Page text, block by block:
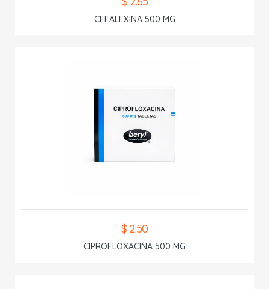
CEFALEXINA 500 MG
$ 2.50
CIPROFLOXACINA 500 MG